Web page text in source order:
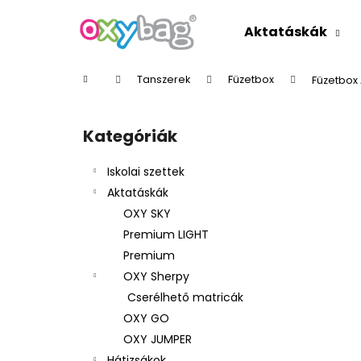
Aktatáskák
KezdőlapTanszerek Füzetbox Füzetbox
Kategóriák
átugrása
Kategóriák
Iskolai szettek
Aktatáskák
OXY SKY
Premium LIGHT
Premium
OXY Sherpy
Cserélhető matricák
OXY GO
OXY JUMPER
Vissza
Vissza